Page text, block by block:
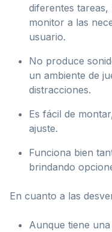
diferentes
monitor a las
usuario.
No produce
un ambiente de
distracciones.
Es fácil de
ajuste.
Funciona bien
brindando
En cuanto a las
Aunque tiene